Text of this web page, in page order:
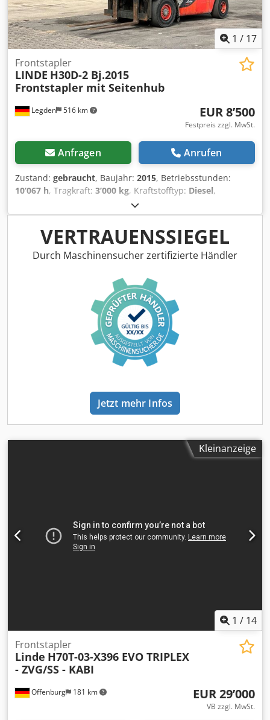
1 / 17
Legden 516 km
Frontstapler
LINDE H30D-2 Bj.2015
Frontstapler mit Seitenhub
EUR 8’500
Festpreis zzgl. MwSt.
Anfragen Anrufen
Zustand: gebraucht, Baujahr: 2015, Betriebsstunden:
10’067 h, Tragkraft: 3’000 kg, Kraftstofftyp: Diesel,
, Ausstattung:
Zinken mit hydr. Seitenhub * 36kW Motorleistung ----
Fahrzeugnummer 12237 ----Irrtümer & Zwischenverkauf
vorbehalten Dkodpszrrkcefx Alyer
VERTRAUENSSIEGEL
Durch Maschinensucher zertifizierte Händler
Jetzt mehr Infos
Kleinanzeige
1 / 14
Offenburg 181 km
Frontstapler
Linde H70T-03-X396 EVO TRIPLEX
- ZVG/SS - KABI
EUR 29’000
VB zzgl. MwSt.